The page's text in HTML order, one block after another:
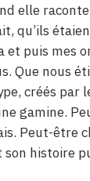
elle
qu’ils
et puis mes
Que nous
créés par
gamine.
Peut-être
histoire